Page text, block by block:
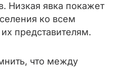
Низкая явка покажет
ко всем
представителям.
что между